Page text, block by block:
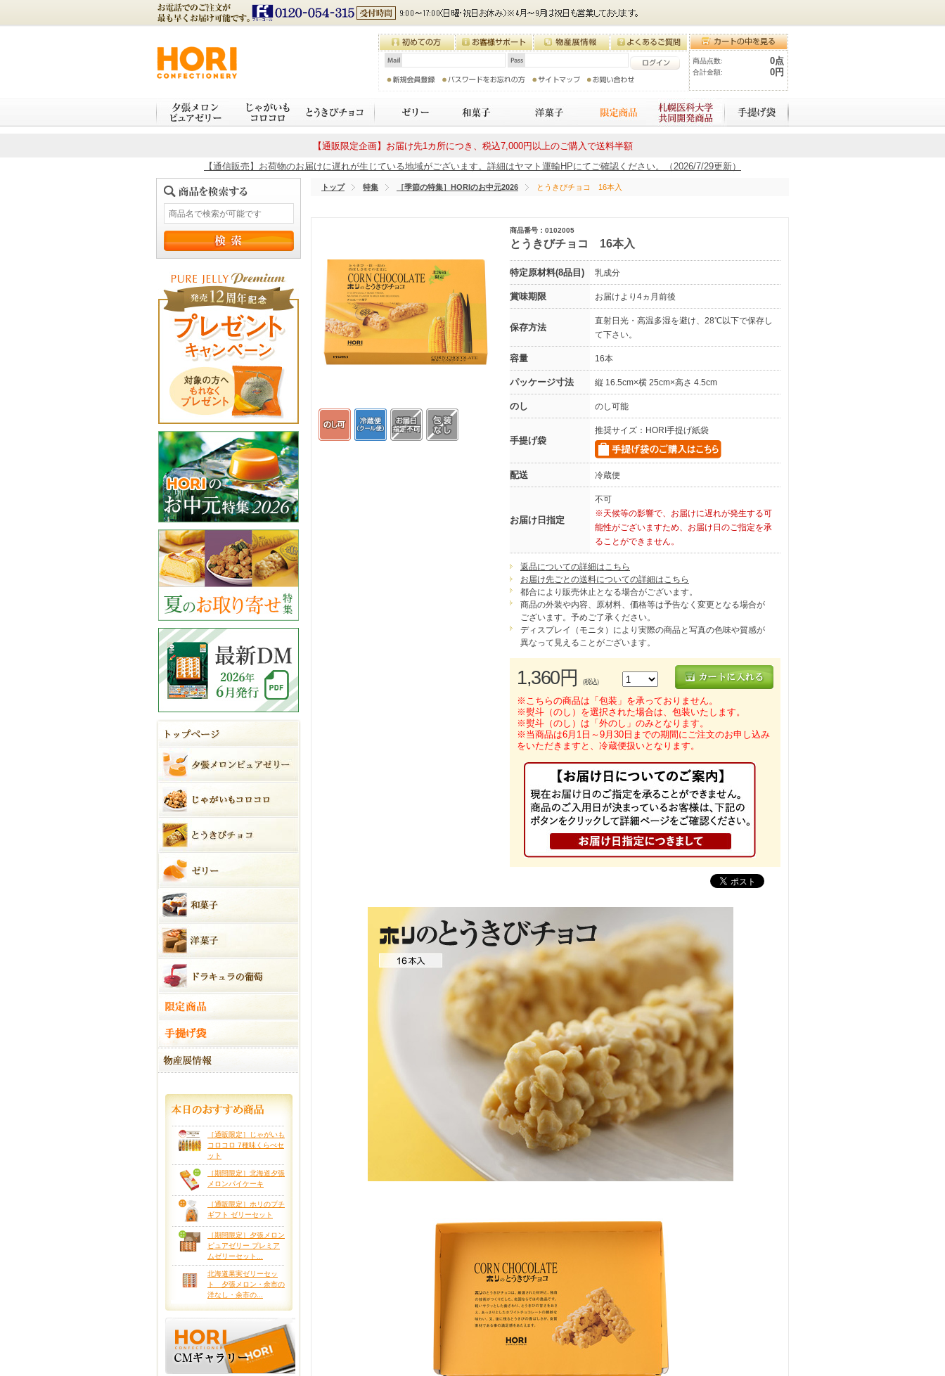
商品点数: 0点
合計金額: 0円
【通販限定企画】お届け先1カ所につき、税込7,000円以上のご購入で送料半額
【通信販売】お荷物のお届けに遅れが生じている地域がございます。詳細はヤマト運輸HPにてご確認ください。（2026/7/29更新）
［通販限定］じゃがいも
コロコロ 7種味くらべセ
ット
［期間限定］北海道夕張
メロンパイケーキ
［通販限定］ホリのプチ
ギフト ゼリーセット
［期間限定］夕張メロン
ピュアゼリー プレミア
ムゼリーセット...
北海道果実ゼリーセッ
ト 夕張メロン・余市の
洋なし・余市の...
トップ 特集 ［季節の特集］HORIのお中元2026 とうきびチョコ 16本入
商品番号：0102005
とうきびチョコ 16本入
特定原材料(8品目) 乳成分
賞味期限 お届けより4ヵ月前後
保存方法
直射日光・高温多湿を避け、28℃以下で保存し
て下さい。
容量 16本
パッケージ寸法 縦 16.5cm×横 25cm×高さ 4.5cm
のし のし可能
手提げ袋
推奨サイズ：HORI手提げ紙袋
配送 冷蔵便
お届け日指定
不可
※天候等の影響で、お届けに遅れが発生する可
能性がございますため、お届け日のご指定を承
ることができません。
返品についての詳細はこちら
お届け先ごとの送料についての詳細はこちら
都合により販売休止となる場合がございます。
商品の外装や内容、原材料、価格等は予告なく変更となる場合が
ございます。予めご了承ください。
ディスプレイ（モニタ）により実際の商品と写真の色味や質感が
異なって見えることがございます。
1,360円 （税込）
※こちらの商品は「包装」を承っておりません。
※熨斗（のし）を選択された場合は、包装いたします。
※熨斗（のし）は「外のし」のみとなります。
※当商品は6月1日～9月30日までの期間にご注文のお申し込み
をいただきますと、冷蔵便扱いとなります。